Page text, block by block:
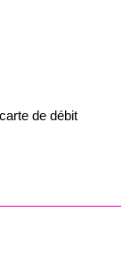
de débit